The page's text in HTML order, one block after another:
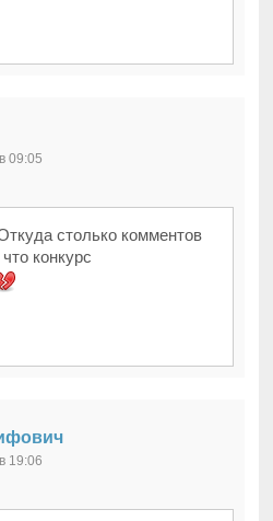
09:05
столько комментов
конкурс
19:06